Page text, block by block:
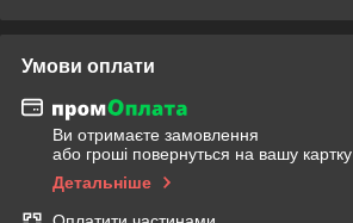
Умови оплати
Ви отримаєте замовлення
або гроші повернуться на вашу картку
Детальніше